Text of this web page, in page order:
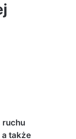
ruchu
także